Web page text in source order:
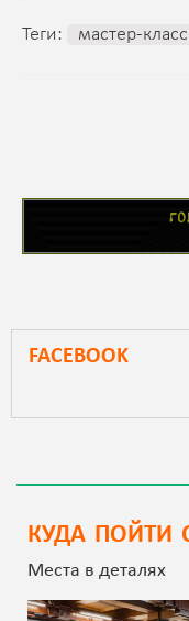
Теги: мастер-класс
FACEBOOK
КУДА ПОЙТИ
Места в деталях